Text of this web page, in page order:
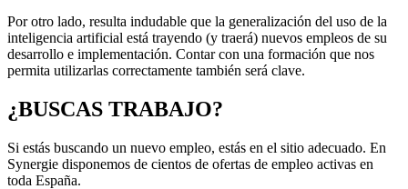
Por otro lado, resulta indudable que la generalización del uso de la
inteligencia artificial está trayendo (y traerá) nuevos empleos de su
desarrollo e implementación. Contar con una formación que nos
permita utilizarlas correctamente también será clave.
¿BUSCAS TRABAJO?
Si estás buscando un nuevo empleo, estás en el sitio adecuado. En
Synergie disponemos de cientos de ofertas de empleo activas en
toda España.